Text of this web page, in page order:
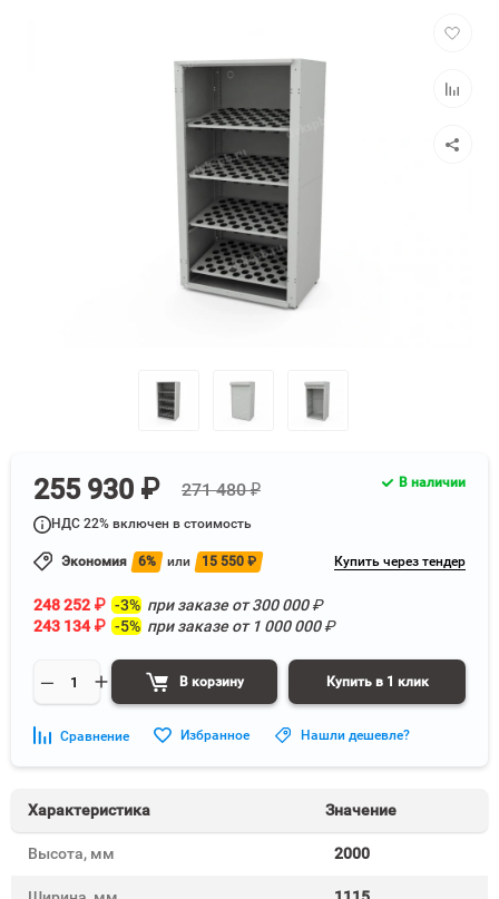
255 930 ₽ 271 480 ₽
НДС 22% включен в стоимость
Экономия 6% или 15 550 ₽ Купить через тендер
248 252 ₽ -3% при заказе от300 000₽
243 134₽ -5% при заказе от 1 000 000₽
В корзину Купить в 1 клик
В наличии
Сравнение Избранное Нашли дешевле?
Характеристика Значение
Высота, мм 2000